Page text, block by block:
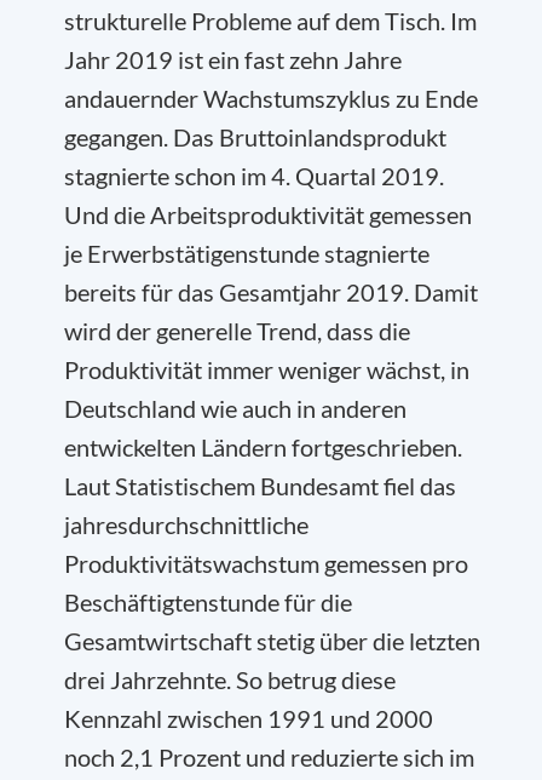
strukturelle Probleme auf dem Tisch. Im
Jahr 2019 ist ein fast zehn Jahre
andauernder Wachstumszyklus zu Ende
gegangen. Das Bruttoinlandsprodukt
stagnierte schon im 4. Quartal 2019.
Und die Arbeitsproduktivität gemessen
je Erwerbstätigenstunde stagnierte
bereits für das Gesamtjahr 2019. Damit
wird der generelle Trend, dass die
Produktivität immer weniger wächst, in
Deutschland wie auch in anderen
entwickelten Ländern fortgeschrieben.
Laut Statistischem Bundesamt fiel das
jahresdurchschnittliche
Produktivitätswachstum gemessen pro
Beschäftigtenstunde für die
Gesamtwirtschaft stetig über die letzten
drei Jahrzehnte. So betrug diese
Kennzahl zwischen 1991 und 2000
noch 2,1 Prozent und reduzierte sich im